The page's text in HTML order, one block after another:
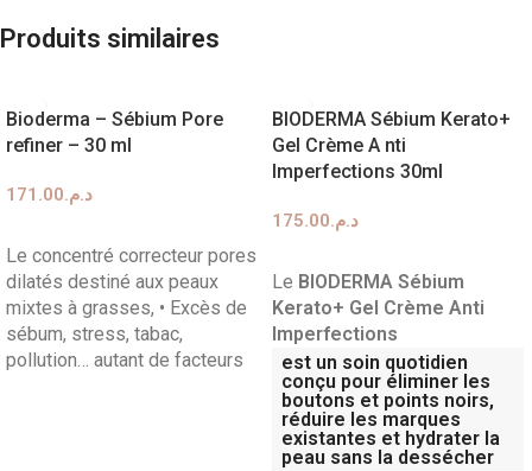
Produits similaires
Bioderma – Sébium Pore
refiner – 30 ml
د.م.171.00
Le concentré correcteur pores
dilatés destiné aux peaux
mixtes à grasses, • Excès de
sébum, stress, tabac,
pollution… autant de facteurs
BIODERMA Sébium Kerato+
Gel Crème A nti
Imperfections 30ml
د.م.175.00
Le BIODERMA Sébium
Kerato+ Gel Crème Anti
Imperfections
est un soin quotidien
conçu pour éliminer les
boutons et points noirs,
réduire les marques
existantes et hydrater la
peau sans la dessécher